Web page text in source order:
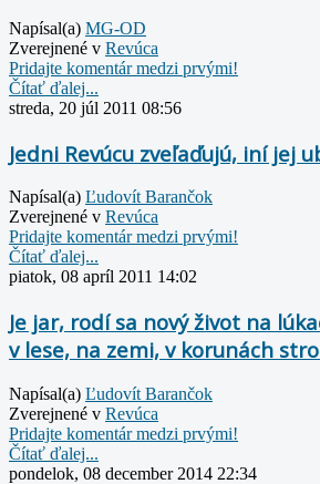
Napísal(a) MG-OD
Zverejnené v Revúca
Pridajte komentár medzi prvými!
Čítať ďalej...
streda, 20 júl 2011 08:56
Jedni Revúcu zveľaďujú, iní jej
Napísal(a) Ľudovít Barančok
Zverejnené v Revúca
Pridajte komentár medzi prvými!
Čítať ďalej...
piatok, 08 apríl 2011 14:02
Je jar, rodí sa nový život na
v lese, na zemi, v korunách
Napísal(a) Ľudovít Barančok
Zverejnené v Revúca
Pridajte komentár medzi prvými!
Čítať ďalej...
pondelok, 08 december 2014 22:34